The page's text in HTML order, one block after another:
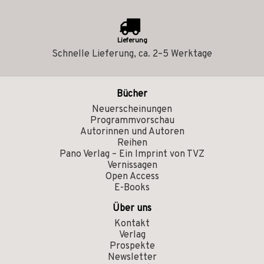
Lieferung
Schnelle Lieferung, ca. 2–5 Werktage
Bücher
Neuerscheinungen
Programmvorschau
Autorinnen und Autoren
Reihen
Pano Verlag – Ein Imprint von TVZ
Vernissagen
Open Access
E-Books
Über uns
Kontakt
Verlag
Prospekte
Newsletter